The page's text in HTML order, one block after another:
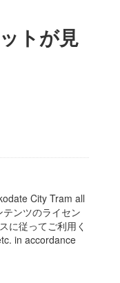
トが見
City Tram all
ンツのライセン
に従ってご利用く
in accordance